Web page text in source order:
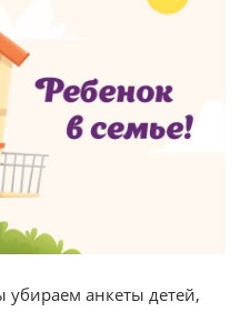
анкеты детей,